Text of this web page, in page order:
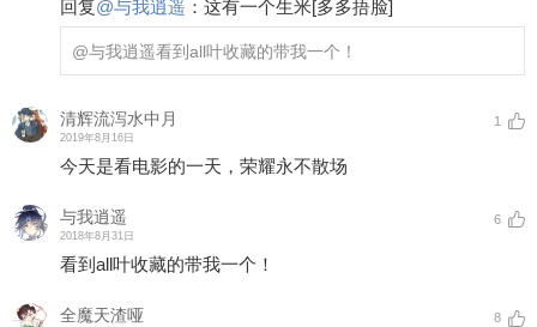
回复@与我逍遥 ： 这有一个生米[多多捂脸]
@与我逍遥看到all叶收藏的带我一个！
清辉流泻水中月
2019年8月16日
1
今天是看电影的一天，荣耀永不散场
与我逍遥
2018年8月31日
6
看到all叶收藏的带我一个！
全魔天渣哑 8